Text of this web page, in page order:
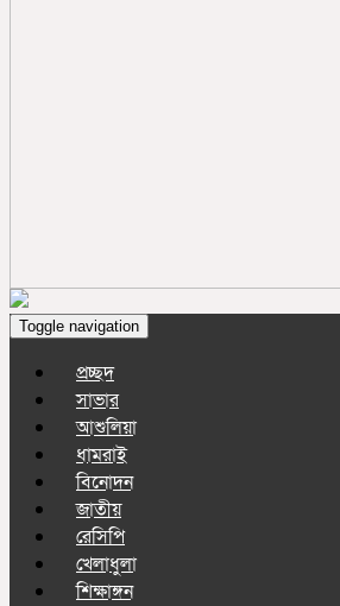
Toggle navigation
প্রচ্ছদ
সাভার
আশুলিয়া
ধামরাই
বিনোদন
জাতীয়
রেসিপি
খেলাধুলা
শিক্ষাঙ্গন